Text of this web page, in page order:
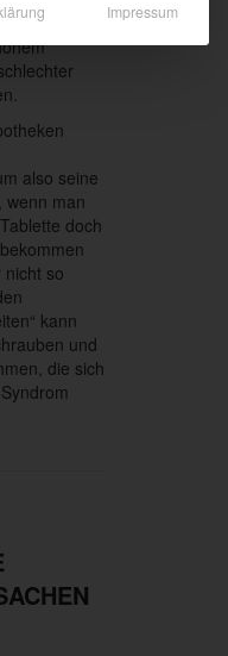
also seine
wenn man
doch
so
kann
und
die sich
Impressum